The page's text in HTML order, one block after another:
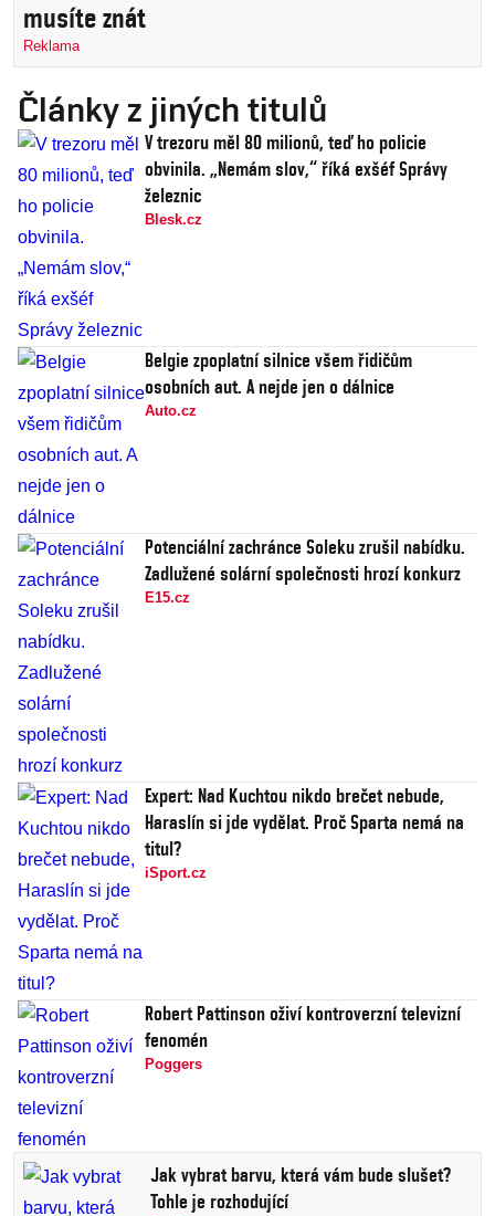
musíte znát
Reklama
Články z jiných titulů
V trezoru měl 80 milionů, teď ho policie
obvinila. „Nemám slov,“ říká exšéf Správy
železnic
Blesk.cz
Belgie zpoplatní silnice všem řidičům
osobních aut. A nejde jen o dálnice
Auto.cz
Potenciální zachránce Soleku zrušil nabídku.
Zadlužené solární společnosti hrozí konkurz
E15.cz
Expert: Nad Kuchtou nikdo brečet nebude,
Haraslín si jde vydělat. Proč Sparta nemá na
titul?
iSport.cz
Robert Pattinson oživí kontroverzní televizní
fenomén
Poggers
Jak vybrat barvu, která vám bude slušet?
Tohle je rozhodující